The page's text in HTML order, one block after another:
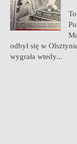
odbył się w
wygrała wtedy...